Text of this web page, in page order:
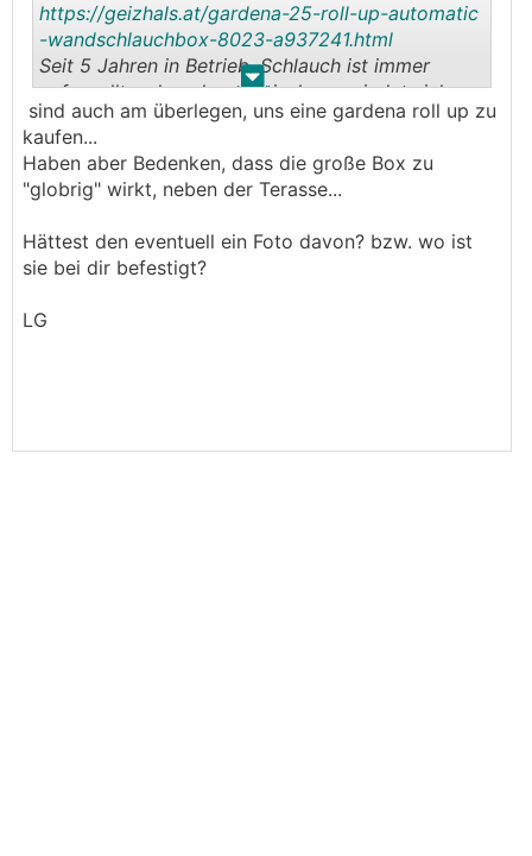
. .
https://geizhals.at/gardena-25-roll-up-automatic
-wandschlauchbox-8023-a937241.html
Seit 5 Jahren in Betrieb, Schlauch ist immer
aufgerollt, sehr sehr praktisch, verwindet sich
nicht und knickt nicht ab (hängt vielleicht auch
damit zusammen, dass er immer gleich aufgerollt
wird).
Vorteil: Wenn keine Hindernisse im Weg sind, rollt
sind auch am überlegen, uns eine gardena roll up zu
kaufen...
Haben aber Bedenken, dass die große Box zu
"globrig" wirkt, neben der Terasse...
Hättest den eventuell ein Foto davon? bzw. wo ist
sie bei dir befestigt?
LG